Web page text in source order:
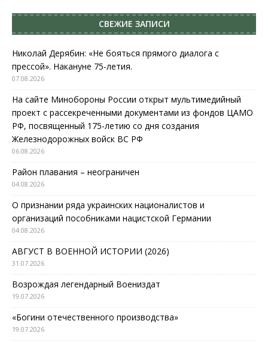
СВЕЖИЕ ЗАПИСИ
Николай Дерябин: «Не бояться прямого диалога с
прессой». Накануне 75-летия.
07.08.2026
На сайте Минобороны России открыт мультимедийный
проект с рассекреченными документами из фондов ЦАМО
РФ, посвященный 175-летию со дня создания
Железнодорожных войск ВС РФ
06.08.2026
Район плавания – неограничен
04.08.2026
О признании ряда украинских националистов и
организаций пособниками нацистской Германии
04.08.2026
АВГУСТ В ВОЕННОЙ ИСТОРИИ (2026)
31.07.2026
Возрождая легендарный Воениздат
19.07.2026
«Богини отечественного производства»
19.07.2026